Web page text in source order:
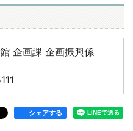
企画課 企画振興係
シェアする